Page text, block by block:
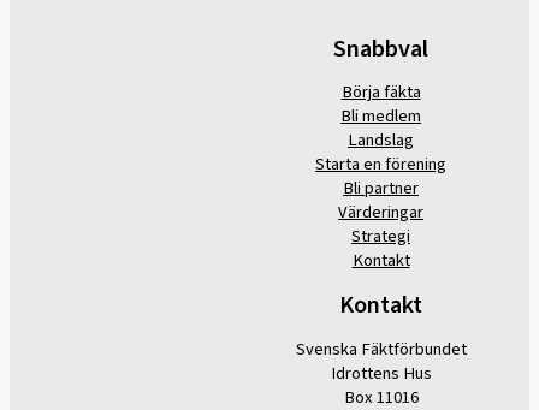
Snabbval
Börja fäkta
Bli medlem
Landslag
Starta en förening
Bli partner
Värderingar
Strategi
Kontakt
Kontakt
Svenska Fäktförbundet
Idrottens Hus
Box 11016